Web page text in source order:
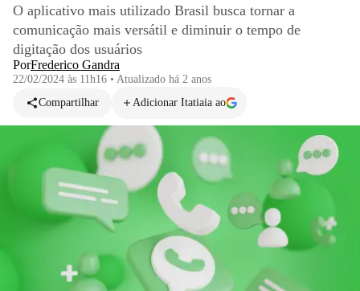
O aplicativo mais utilizado Brasil busca tornar a
comunicação mais versátil e diminuir o tempo de
digitação dos usuários
PorFrederico Gandra
22/02/2024 às 11h16 • Atualizado há 2 anos
Compartilhar
Adicionar Itatiaia ao